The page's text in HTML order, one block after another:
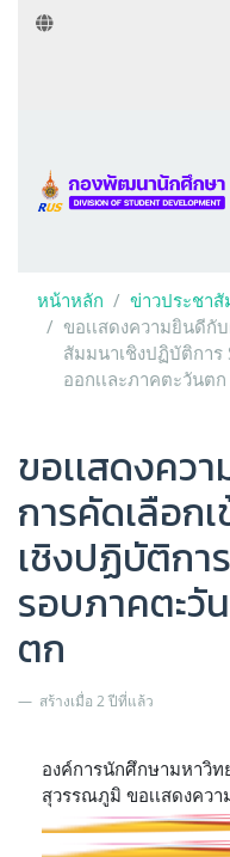
หน้าหลัก
ข่าวประชา
ขอเเสดงความยินดีกั
สัมมนาเชิงปฏิบัติการ
ออกเเละภาคตะวันตก
ขอเเสดงคว
การคัดเลือก
เชิงปฏิบัติกา
รอบภาคตะวั
ตก
สร้างเมื่อ 2 ปีที่แล้ว
องค์การนักศึกษามหาวิท
สุวรรณภูมิ ขอเเสดงคว